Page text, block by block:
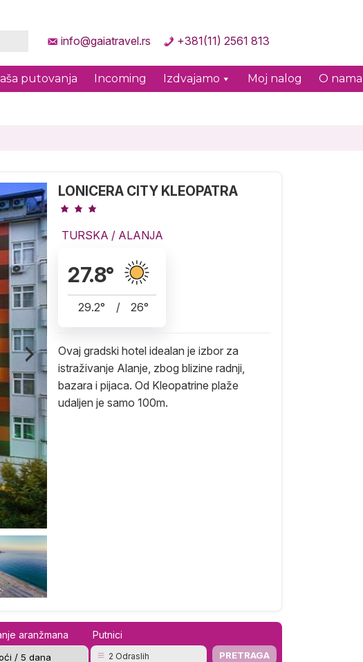
info@gaiatravel.rs +381(11) 2561 813
putovanja Incoming Izdvajamo Moj nalog O nama
LONICERA CITY KLEOPATRA
TURSKA / ALANJA
27.8°
29.2° / 26°
Ovaj gradski hotel idealan je izbor za
istraživanje Alanje, zbog blizine radnji,
bazara i pijaca. Od Kleopatrine plaže
udaljen je samo 100m.
aranžmana Putnici
2 Odraslih